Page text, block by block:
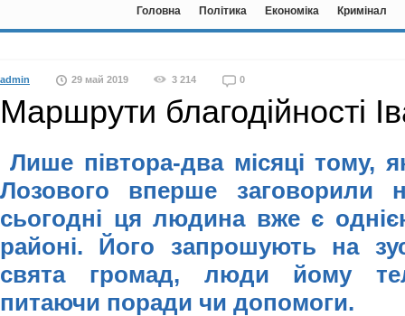
Головна Політика Економіка Кримінал
admin 29 май 2019 3 214 0
Маршрути благодійності
Лише півтора-два місяці тому,
Лозового вперше заговорили
сьогодні ця людина вже є
районі. Його запрошують на
свята громад, люди йому
питаючи поради чи допомоги.